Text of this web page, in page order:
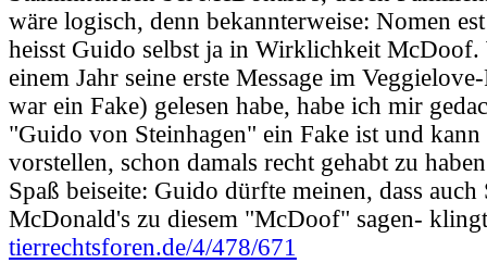
wäre logisch, denn bekannterweise: Nomen
heisst Guido selbst ja in Wirklichkeit
einem Jahr seine erste Message im
war ein Fake) gelesen habe, habe ich mir
"Guido von Steinhagen" ein Fake ist und
vorstellen, schon damals recht gehabt zu
Spaß beiseite: Guido dürfte meinen, dass
McDonald's zu diesem "McDoof" sagen-
tierrechtsforen.de/4/478/671